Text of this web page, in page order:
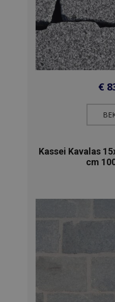
€
Kassei Kavalas
cm